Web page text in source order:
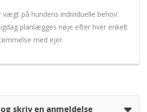
vægt på hundens individuelle behov.
planlægges nøje efter hver enkelt
med ejer.
skriv en anmeldelse